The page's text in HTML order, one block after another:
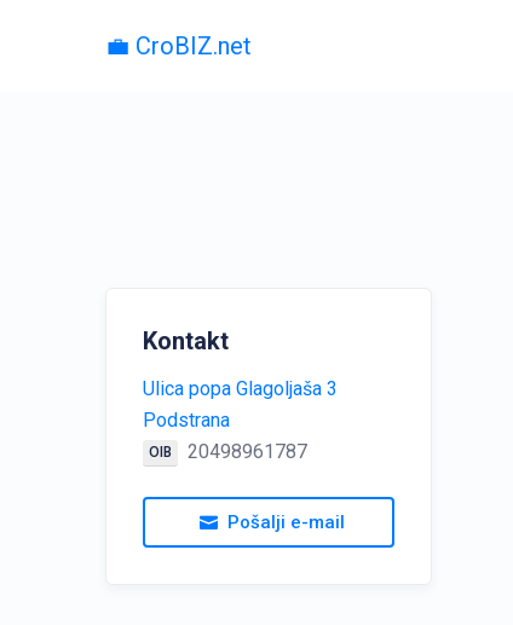
💼 CroBIZ.net
Kontakt
Ulica popa Glagoljaša 3
Podstrana
OIB 20498961787
Pošalji e-mail